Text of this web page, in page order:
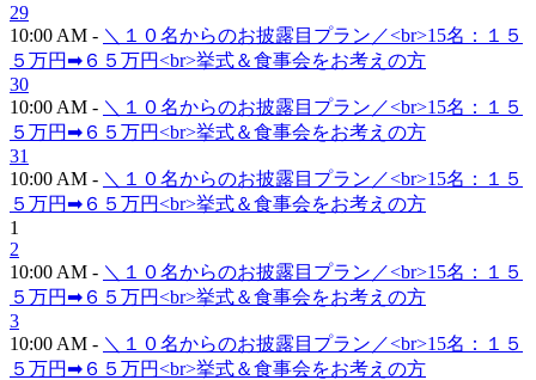
29
10:00 AM - ＼１０名からのお披露目プラン／<br>15名：１５
５万円➡６５万円<br>挙式＆食事会をお考えの方
30
10:00 AM - ＼１０名からのお披露目プラン／<br>15名：１５
５万円➡６５万円<br>挙式＆食事会をお考えの方
31
10:00 AM - ＼１０名からのお披露目プラン／<br>15名：１５
５万円➡６５万円<br>挙式＆食事会をお考えの方
1
2
10:00 AM - ＼１０名からのお披露目プラン／<br>15名：１５
５万円➡６５万円<br>挙式＆食事会をお考えの方
3
10:00 AM - ＼１０名からのお披露目プラン／<br>15名：１５
５万円➡６５万円<br>挙式＆食事会をお考えの方